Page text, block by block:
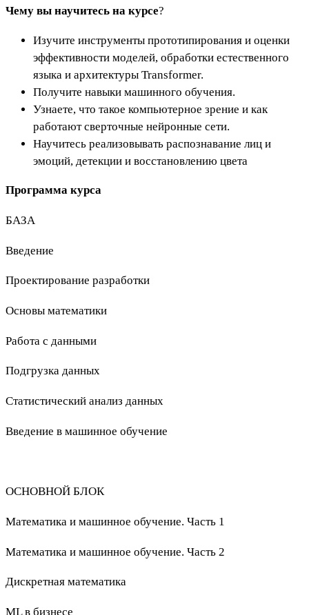
Чему вы научитесь на курсе?
Изучите инструменты прототипирования и оценки
эффективности моделей, обработки естественного
языка и архитектуры Transformer.
Получите навыки машинного обучения.
Узнаете, что такое компьютерное зрение и как
работают сверточные нейронные сети.
Научитесь реализовывать распознавание лиц и
эмоций, детекции и восстановлению цвета
Программа курса
БАЗА
Введение
Проектирование разработки
Основы математики
Работа с данными
Подгрузка данных
Статистический анализ данных
Введение в машинное обучение
ОСНОВНОЙ БЛОК
Математика и машинное обучение. Часть 1
Математика и машинное обучение. Часть 2
Дискретная математика
ML в бизнесе